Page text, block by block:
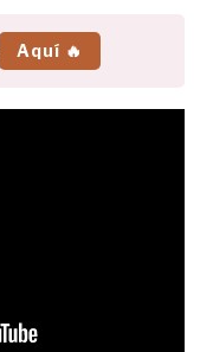
Aquí 🔥